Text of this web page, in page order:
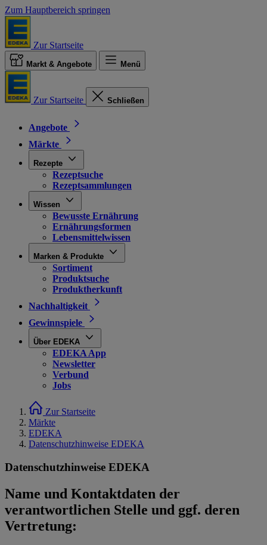
Zum Hauptbereich springen
Zur Startseite
Markt & Angebote Menü
Zur Startseite Schließen
Angebote
Märkte
Rezepte
Rezeptsuche
Rezeptsammlungen
Wissen
Bewusste Ernährung
Ernährungsformen
Lebensmittelwissen
Marken & Produkte
Sortiment
Produktsuche
Produktherkunft
Nachhaltigkeit
Gewinnspiele
Über EDEKA
EDEKA App
Newsletter
Verbund
Jobs
Zur Startseite
Märkte
EDEKA
Datenschutzhinweise EDEKA
Datenschutzhinweise EDEKA
Name und Kontaktdaten der
verantwortlichen Stelle und ggf. deren
Vertretung: